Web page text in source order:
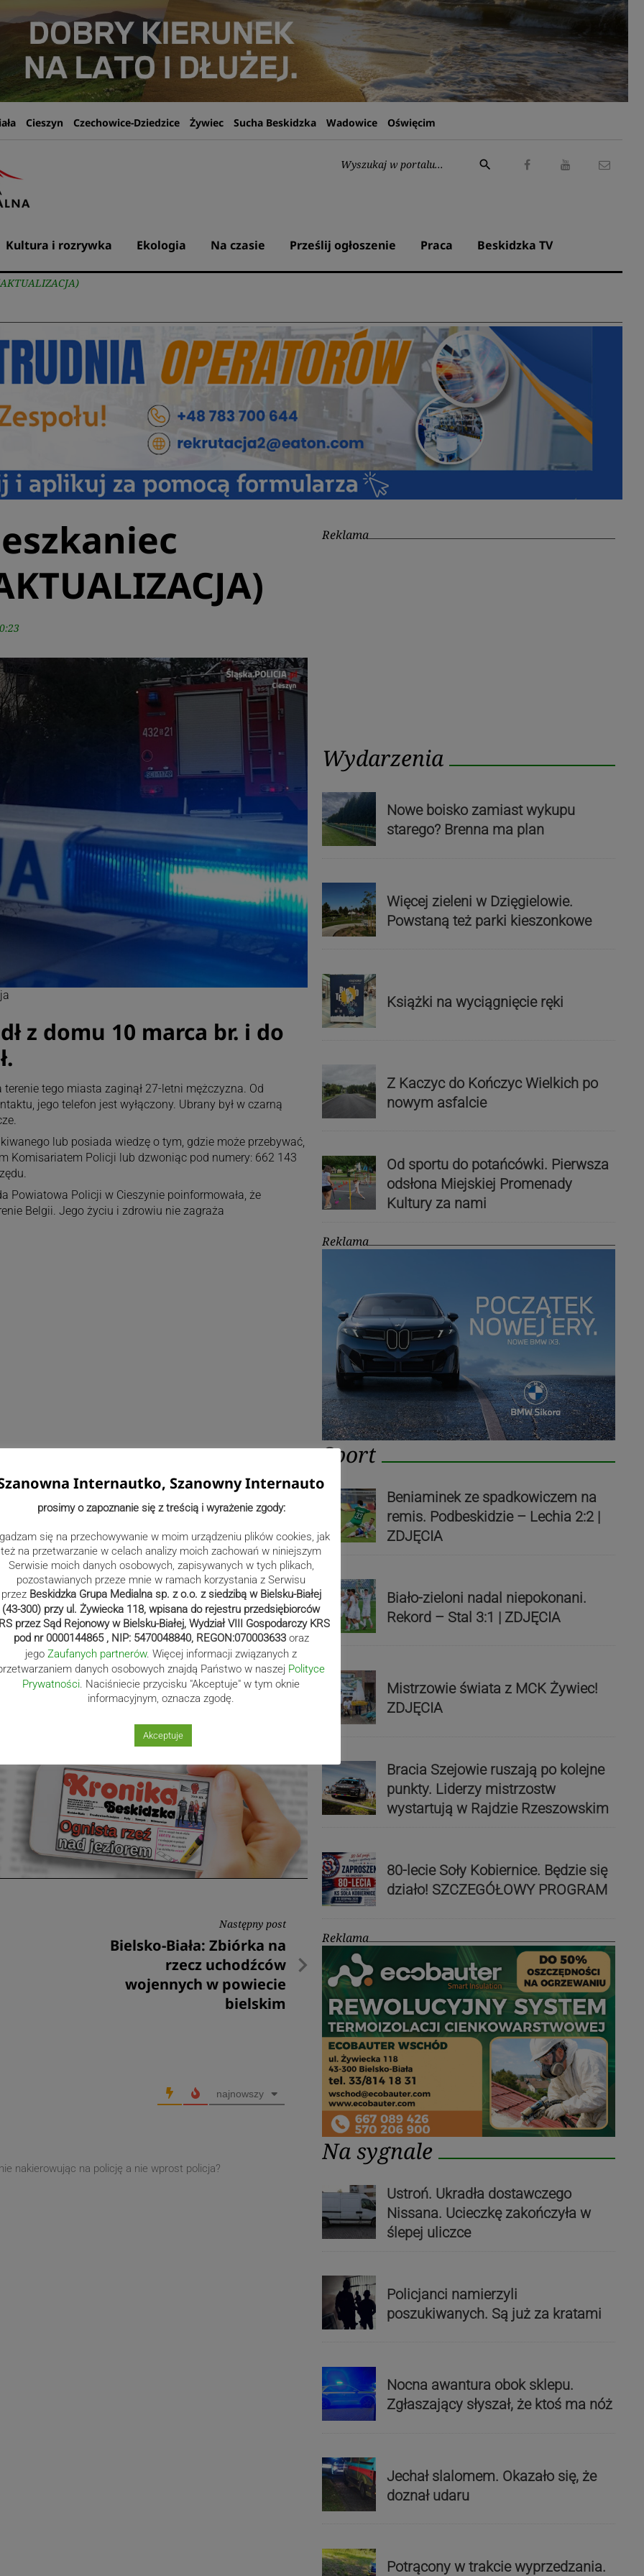
Cieszyn Czechowice-Dziedzice Żywiec Sucha Beskidzka Wadowice Oświęcim
Wyszukaj:
search
Kultura i rozrywka Ekologia Na czasie Prześlij ogłoszenie Praca Beskidzka TV
z domu 10 marca br. i do
tego miasta zaginął 27-letni mężczyzna. Od
jego telefon jest wyłączony. Ubrany był w czarną
lub posiada wiedzę o tym, gdzie może przebywać,
Komisariatem Policji lub dzwoniąc pod numery: 662 143
Powiatowa Policji w Cieszynie poinformowała, że
Belgii. Jego życiu i zdrowiu nie zagraża
Następny post
Następny
Bielsko-Biała: Zbiórka na
rzecz uchodźców
wojennych w powiecie
bielskim
najnowszy
nakierowując na policję a nie wprost policja?
Reklama
Wydarzenia
Nowe boisko zamiast wykupu
starego? Brenna ma plan
Więcej zieleni w Dzięgielowie.
Powstaną też parki kieszonkowe
Książki na wyciągnięcie ręki
Z Kaczyc do Kończyc Wielkich po
nowym asfalcie
Od sportu do potańcówki. Pierwsza
odsłona Miejskiej Promenady
Kultury za nami
Reklama
Sport
Beniaminek ze spadkowiczem na
remis. Podbeskidzie – Lechia 2:2 |
ZDJĘCIA
Biało-zieloni nadal niepokonani.
Rekord – Stal 3:1 | ZDJĘCIA
Mistrzowie świata z MCK Żywiec!
ZDJĘCIA
Bracia Szejowie ruszają po kolejne
punkty. Liderzy mistrzostw
wystartują w Rajdzie Rzeszowskim
80-lecie Soły Kobiernice. Będzie się
działo! SZCZEGÓŁOWY PROGRAM
Reklama
Na sygnale
Ustroń. Ukradła dostawczego
Nissana. Ucieczkę zakończyła w
ślepej uliczce
Policjanci namierzyli
poszukiwanych. Są już za kratami
Nocna awantura obok sklepu.
Zgłaszający słyszał, że ktoś ma nóż
Jechał slalomem. Okazało się, że
doznał udaru
Potrącony w trakcie wyprzedzania.
Internautko, Szanowny Internauto
prosimy o zapoznanie się z treścią i wyrażenie zgody:
się na przechowywanie w moim urządzeniu plików cookies, jak
też na przetwarzanie w celach analizy moich zachowań w niniejszym
Serwisie moich danych osobowych, zapisywanych w tych plikach,
pozostawianych przeze mnie w ramach korzystania z Serwisu
przez Beskidzka Grupa Medialna sp. z o.o. z siedzibą w Bielsku-Białej
(43-300) przy ul. Żywiecka 118, wpisana do rejestru przedsiębiorców
przez Sąd Rejonowy w Bielsku-Białej, Wydział VIII Gospodarczy KRS
pod nr 0000144865 , NIP: 5470048840, REGON:070003633 oraz
jego Zaufanych partnerów. Więcej informacji związanych z
danych osobowych znajdą Państwo w naszej Polityce
Prywatności . Naciśniecie przycisku "Akceptuje" w tym oknie
informacyjnym, oznacza zgodę.
Akceptuje